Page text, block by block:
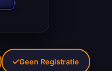
Geen Registratie